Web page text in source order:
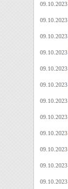
09.10.2023
09.10.2023
09.10.2023
09.10.2023
09.10.2023
09.10.2023
09.10.2023
09.10.2023
09.10.2023
09.10.2023
09.10.2023
09.10.2023